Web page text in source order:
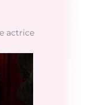
actrice